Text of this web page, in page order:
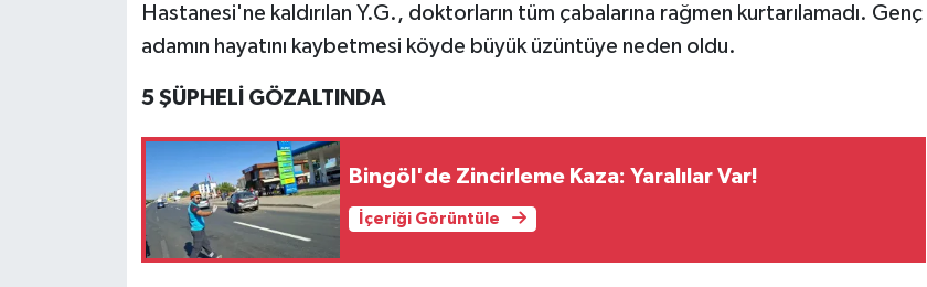
Hastanesi'ne kaldırılan Y.G., doktorların tüm çabalarına rağmen kurtarılamadı. Genç
adamın hayatını kaybetmesi köyde büyük üzüntüye neden oldu.
5 ŞÜPHELİ GÖZALTINDA
Bingöl'de Zincirleme Kaza: Yaralılar Var!
İçeriği Görüntüle